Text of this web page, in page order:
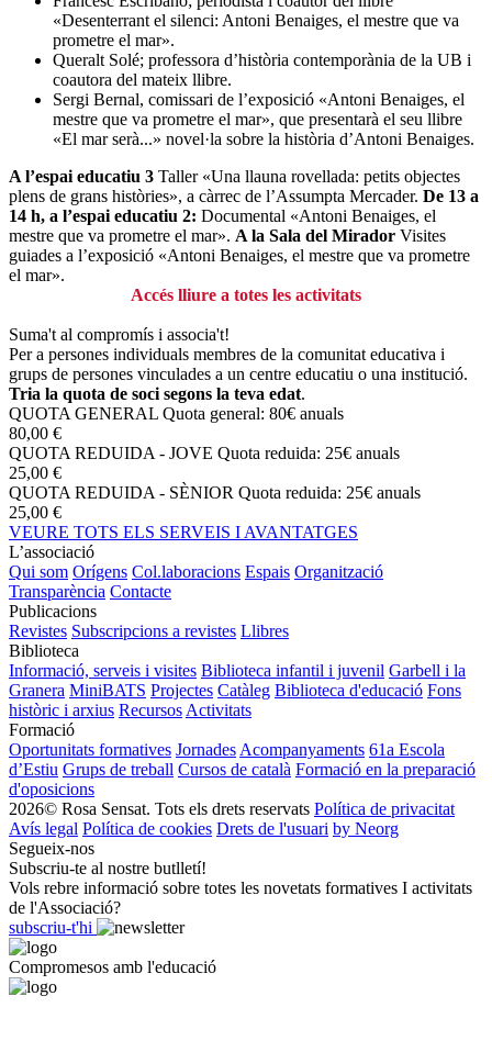
«Desenterrant el silenci: Antoni Benaiges, el mestre que va
prometre el mar».
Queralt Solé; professora d’història contemporània de la UB i
coautora del mateix llibre.
Sergi Bernal, comissari de l’exposició «Antoni Benaiges, el
mestre que va prometre el mar», que presentarà el seu llibre
«El mar serà...» novel·la sobre la història d’Antoni Benaiges.
A l’espai educatiu 3 Taller «Una llauna rovellada: petits objectes
plens de grans històries», a càrrec de l’Assumpta Mercader. De 13 a
14 h, a l’espai educatiu 2: Documental «Antoni Benaiges, el
mestre que va prometre el mar». A la Sala del Mirador Visites
guiades a l’exposició «Antoni Benaiges, el mestre que va prometre
el mar».
Accés lliure a totes les activitats
Suma't al compromís i associa't!
Per a persones individuals membres de la comunitat educativa i
grups de persones vinculades a un centre educatiu o una institució.
Tria la quota de soci segons la teva edat.
QUOTA GENERAL Quota general: 80€ anuals
80,00 €
QUOTA REDUIDA - JOVE Quota reduida: 25€ anuals
25,00 €
QUOTA REDUIDA - SÈNIOR Quota reduida: 25€ anuals
25,00 €
VEURE TOTS ELS SERVEIS I AVANTATGES
L’associació
Qui som Orígens Col.laboracions Espais Organització
Transparència Contacte
Publicacions
Revistes Subscripcions a revistes Llibres
Biblioteca
Informació, serveis i visites Biblioteca infantil i juvenil Garbell i la
Granera MiniBATS Projectes Catàleg Biblioteca d'educació Fons
històric i arxius Recursos Activitats
Formació
Oportunitats formatives Jornades Acompanyaments 61a Escola
d’Estiu Grups de treball Cursos de català Formació en la preparació
d'oposicions
2026© Rosa Sensat. Tots els drets reservats Política de privacitat
Avís legal Política de cookies Drets de l'usuari by Neorg
Segueix-nos
Subscriu-te al nostre butlletí!
Vols rebre informació sobre totes les novetats formatives I activitats
de l'Associació?
subscriu-t'hi
Compromesos amb l'educació